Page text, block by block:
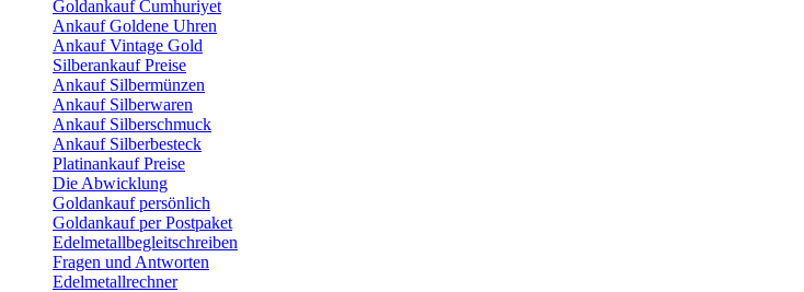
Goldankauf Cumhuriyet
Ankauf Goldene Uhren
Ankauf Vintage Gold
Silberankauf Preise
Ankauf Silbermünzen
Ankauf Silberwaren
Ankauf Silberschmuck
Ankauf Silberbesteck
Platinankauf Preise
Die Abwicklung
Goldankauf persönlich
Goldankauf per Postpaket
Edelmetallbegleitschreiben
Fragen und Antworten
Edelmetallrechner